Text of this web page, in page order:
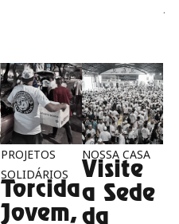
.
PROJETOS
SOLIDÁRIOS
Torcida
Jovem,
NOSSA CASA
Visite
a Sede
da